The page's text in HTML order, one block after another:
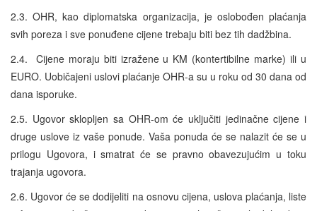
2.3. OHR, kao diplomatska organizacija, je oslobođen plaćanja
svih poreza i sve ponuđene cijene trebaju biti bez tih dadžbina.
2.4. Cijene moraju biti izražene u KM (kontertibilne marke) ili u
EURO. Uobičajeni uslovi plaćanje OHR-a su u roku od 30 dana od
dana isporuke.
2.5. Ugovor sklopljen sa OHR-om će uključiti jedinačne cijene i
druge uslove iz vaše ponude. Vaša ponuda će se nalazit će se u
prilogu Ugovora, i smatrat će se pravno obavezujućim u toku
trajanja ugovora.
2.6. Ugovor će se dodijeliti na osnovu cijena, uslova plaćanja, liste